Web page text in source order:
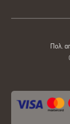
Πολ.